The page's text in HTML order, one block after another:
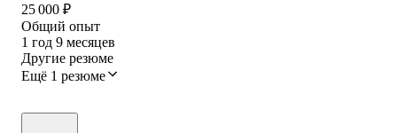
25 000 ₽
Общий опыт
1 год 9 месяцев
Другие резюме
Ещё 1 резюме